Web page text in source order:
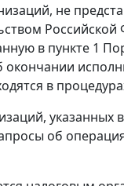
не
в пункте 1
в
указанных
об